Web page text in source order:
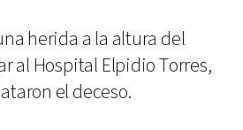
herida a la altura del
al Hospital Elpidio Torres,
el deceso.